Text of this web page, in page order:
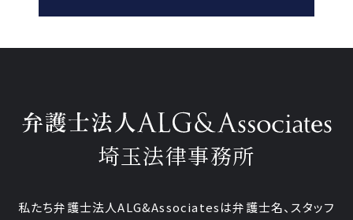
埼玉法律事務所
私たち弁護士法人ALG&Associatesは弁護士名、 スタッフ